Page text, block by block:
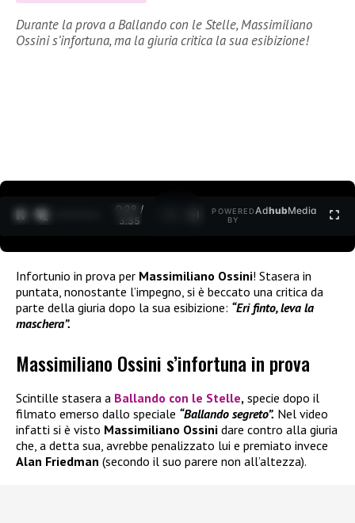
Durante la prova a Ballando con le Stelle, Massimiliano
Ossini s’infortuna, ma la giuria critica la sua esibizione!
0:30 /
3:35
POWERED
BY
AdhubMedia
Infortunio in prova per Massimiliano Ossini! Stasera in
puntata, nonostante l’impegno, si è beccato una critica da
parte della giuria dopo la sua esibizione: “Eri finto, leva la
maschera”.
Massimiliano Ossini s’infortuna in prova
Scintille stasera a Ballando con le Stelle, specie dopo il
filmato emerso dallo speciale “Ballando segreto”. Nel video
infatti si è visto Massimiliano Ossini dare contro alla giuria
che, a detta sua, avrebbe penalizzato lui e premiato invece
Alan Friedman (secondo il suo parere non all’altezza).